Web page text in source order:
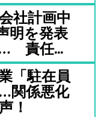
社計画中
明を発表
… 責任...
「駐在員
関係悪化
！